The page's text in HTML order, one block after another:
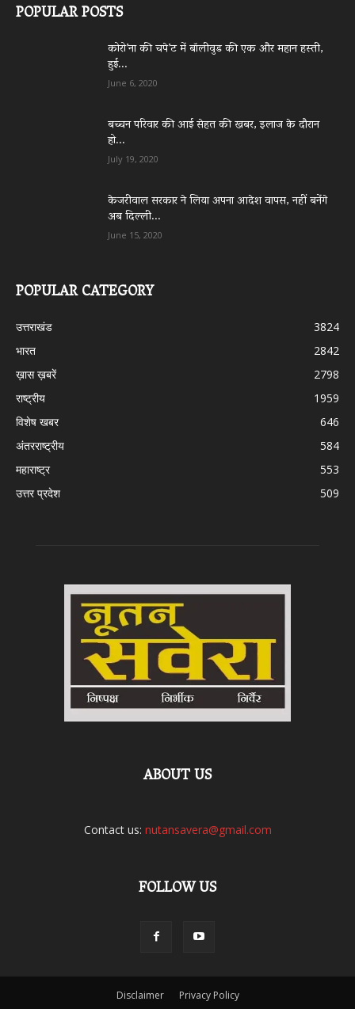
POPULAR POSTS
कोरो’ना की चपे’ट में बॉलीवुड की एक और महान हस्ती,
हुई...
June 6, 2020
बच्चन परिवार की आई सेहत की खबर, इलाज के दौरान
हो...
July 19, 2020
केजरीवाल सरकार ने लिया अपना आदेश वापस, नहीं बनेंगे
अब दिल्ली...
June 15, 2020
POPULAR CATEGORY
उत्तराखंड
3824
भारत
2842
ख़ास ख़बरें
2798
राष्ट्रीय
1959
विशेष खबर
646
अंतरराष्ट्रीय
584
महाराष्ट्र
553
उत्तर प्रदेश
509
ABOUT US
Contact us: nutansavera@gmail.com
FOLLOW US
Disclaimer Privacy Policy